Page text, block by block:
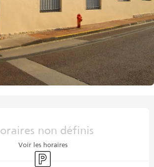
non définis
Voir les horaires
Parking